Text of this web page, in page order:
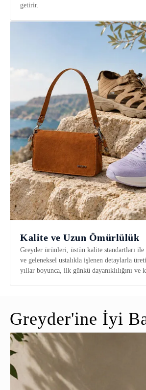
getirir.
Kalite ve Uzun Ömürlülük
Greyder ürünleri, üstün kalite standartları ile
ve geleneksel ustalıkla işlenen detaylarla
yıllar boyunca, ilk günkü dayanıklılığını ve
Greyder'ine İyi